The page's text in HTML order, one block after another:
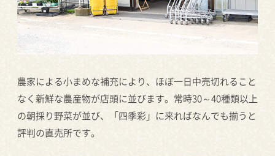
農家による小まめな補充により、ほぼ一日中売切れること
なく新鮮な農産物が店頭に並びます。常時30～40種類以上
の朝採り野菜が並び、「四季彩」に来ればなんでも揃うと
評判の直売所です。